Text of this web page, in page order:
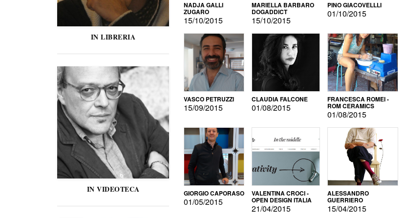
IN LIBRERIA
IN VIDEOTECA
NADJA GALLI
ZUGARO
15/10/2015
MARIELLA BARBARO
DOGADDICT
15/10/2015
PINO GIACOVELLLI
01/10/2015
VASCO PETRUZZI
15/09/2015
CLAUDIA FALCONE
01/08/2015
FRANCESCA ROMEI -
ROM CERAMICS
01/08/2015
GIORGIO CAPORASO
01/05/2015
VALENTINA CROCI -
OPEN DESIGN ITALIA
21/04/2015
ALESSANDRO
GUERRIERO
15/04/2015